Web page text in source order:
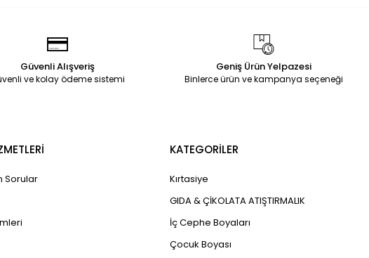
Güvenli Alışveriş
ve kolay ödeme sistemi
Geniş Ürün Yelpazesi
Binlerce ürün ve kampanya seçeneği
Sorular
KATEGORİLER
Kırtasiye
GIDA & ÇİKOLATA ATIŞTIRMALIK
İç Cephe Boyaları
Çocuk Boyası